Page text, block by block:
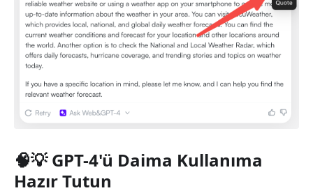
🧠💡 GPT-4'ü Daima Kullanıma
Hazır Tutun